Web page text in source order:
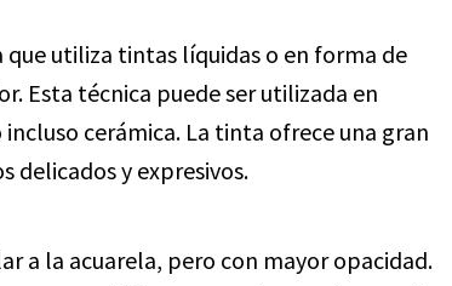
utiliza tintas líquidas o en forma de
Esta técnica puede ser utilizada en
cerámica. La tinta ofrece una gran
delicados y expresivos.
a la acuarela, pero con mayor opacidad.